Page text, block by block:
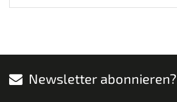
Newsletter abonnieren?